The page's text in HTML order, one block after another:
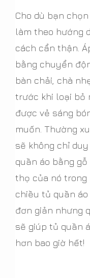
Cho dù bạn
làm theo hướng
cách cẩn thận.
bằng chuyển
bàn chải, chà
trước khi loại bỏ
được vẻ sáng
muốn. Thường
sẽ không chỉ
quần áo bằng
thọ của nó trong
chiều tủ quần
đơn giản nhưng
sẽ giúp tủ quần
hơn bao giờ hết!